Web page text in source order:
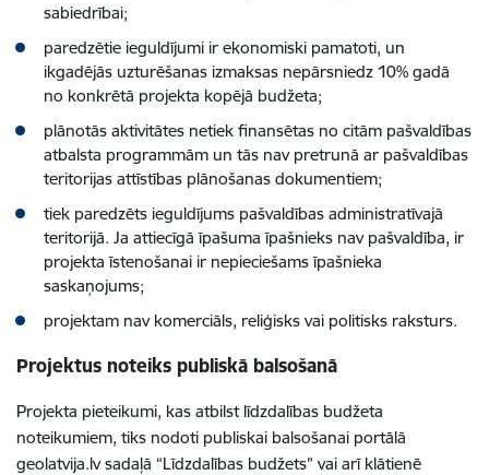
sabiedrībai;
paredzētie ieguldījumi ir ekonomiski pamatoti, un
ikgadējās uzturēšanas izmaksas nepārsniedz 10% gadā
no konkrētā projekta kopējā budžeta;
plānotās aktivitātes netiek finansētas no citām pašvaldības
atbalsta programmām un tās nav pretrunā ar pašvaldības
teritorijas attīstības plānošanas dokumentiem;
tiek paredzēts ieguldījums pašvaldības administratīvajā
teritorijā. Ja attiecīgā īpašuma īpašnieks nav pašvaldība, ir
projekta īstenošanai ir nepieciešams īpašnieka
saskaņojums;
projektam nav komerciāls, reliģisks vai politisks raksturs.
Projektus noteiks publiskā balsošanā
Projekta pieteikumi, kas atbilst līdzdalības budžeta
noteikumiem, tiks nodoti publiskai balsošanai portālā
geolatvija.lv sadaļā “Līdzdalības budžets” vai arī klātienē